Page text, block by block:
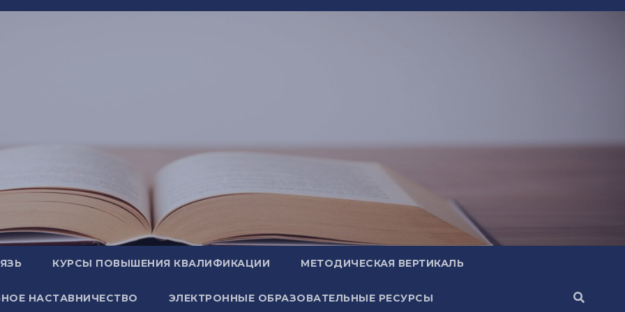
КУРСЫ ПОВЫШЕНИЯ КВАЛИФИКАЦИИ МЕТОДИЧЕСКАЯ ВЕРТИКАЛЬ
НАСТАВНИЧЕСТВО ЭЛЕКТРОННЫЕ ОБРАЗОВАТЕЛЬНЫЕ РЕСУРСЫ